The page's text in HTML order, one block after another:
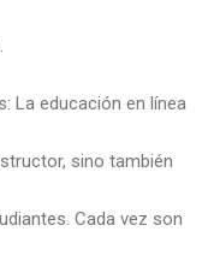
La educación en línea
sino también
Cada vez son